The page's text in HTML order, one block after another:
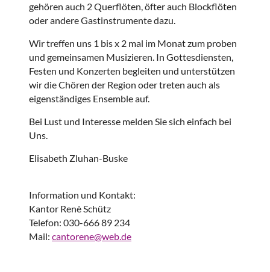
gehören auch 2 Querflöten, öfter auch Blockflöten
oder andere Gastinstrumente dazu.
Wir treffen uns 1 bis x 2 mal im Monat zum proben
und gemeinsamen Musizieren. In Gottesdiensten,
Festen und Konzerten begleiten und unterstützen
wir die Chören der Region oder treten auch als
eigenständiges Ensemble auf.
Bei Lust und Interesse melden Sie sich einfach bei
Uns.
Elisabeth Zluhan-Buske
Information und Kontakt:
Kantor Renè Schütz
Telefon: 030-666 89 234
Mail: cantorene@web.de